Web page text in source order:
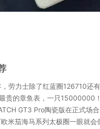
劳力士除了红蓝圈126710还
贵的章鱼表，一只15000000
GT3 Pro陶瓷版在正式场
米茄海马系列太极圈一眼就会